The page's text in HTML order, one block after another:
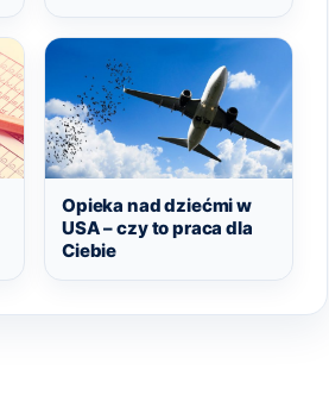
Opieka nad dziećmi w
USA – czy to praca dla
Ciebie